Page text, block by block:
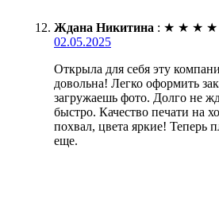
Ждана Никитина : ★ ★ ★ ★
02.05.2025
Открыла для себя эту
довольна! Легко оформить
загружаешь фото. Долго не
быстро. Качество печати на
похвал, цвета яркие! Теперь
еще.